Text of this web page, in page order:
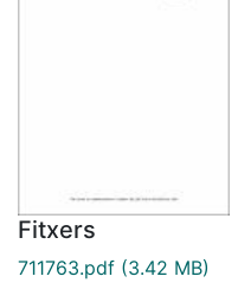
Fitxers
711763.pdf (3.42 MB)